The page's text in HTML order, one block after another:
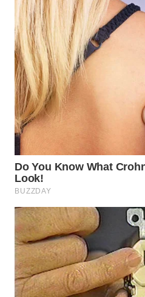
SERIBU
WN
TANGERANG
WN
BINJAI
WN
WN
INDRAMAYU
WN
KUNINGAN
WN
MAJALENGKA